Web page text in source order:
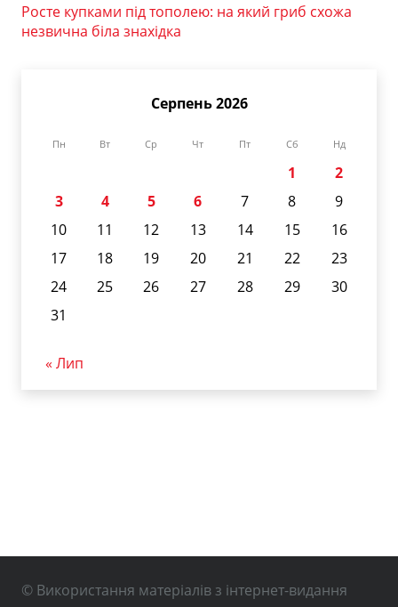
Росте купками під тополею: на який гриб схожа
незвична біла знахідка
Серпень 2026
Пн Вт Ср Чт Пт Сб Нд
1
2
3
4 5 6 7 8
9
10
11 12 13 14 15
16
17
18 19 20 21 22
23
24
25 26 27 28 29
30
31
« Лип
© Використання матеріалів з інтернет-видання